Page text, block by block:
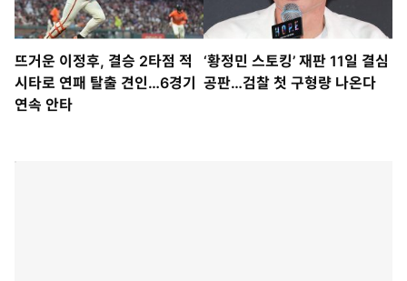
뜨거운 이정후, 결승 2타점 적
시타로 연패 탈출 견인…6경기
연속 안타
‘황정민 스토킹’ 재판 11일 결심
공판…검찰 첫 구형량 나온다